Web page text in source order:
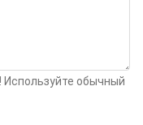
Используйте обычный